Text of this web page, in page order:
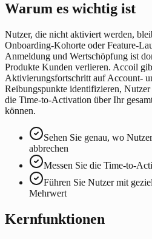
Warum es wichtig ist
Nutzer, die nicht aktiviert werden,
Onboarding-Kohorte oder Feature-
Anmeldung und Wertschöpfung ist
Produkte Kunden verlieren. Accoil
Aktivierungsfortschritt auf Account-
Reibungspunkte identifizieren,
die Time-to-Activation über Ihr
können.
Sehen Sie genau, wo
abbrechen
Messen Sie die Time-to-
Führen Sie Nutzer mit
Mehrwert
Kernfunktionen